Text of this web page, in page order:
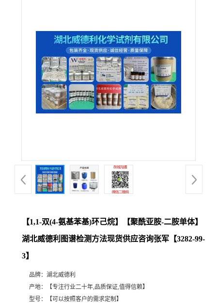
【1,1-双(4-氨基苯基)环己烷】【聚酰亚胺-二胺单体】
湖北威德利图谱检测方法现货供应咨询张军【3282-99-
3】
品牌： 湖北威德利
产地：
【专注行业二十年,品质保证,值得信赖】
型号：
【可以按照客户的需求定制】